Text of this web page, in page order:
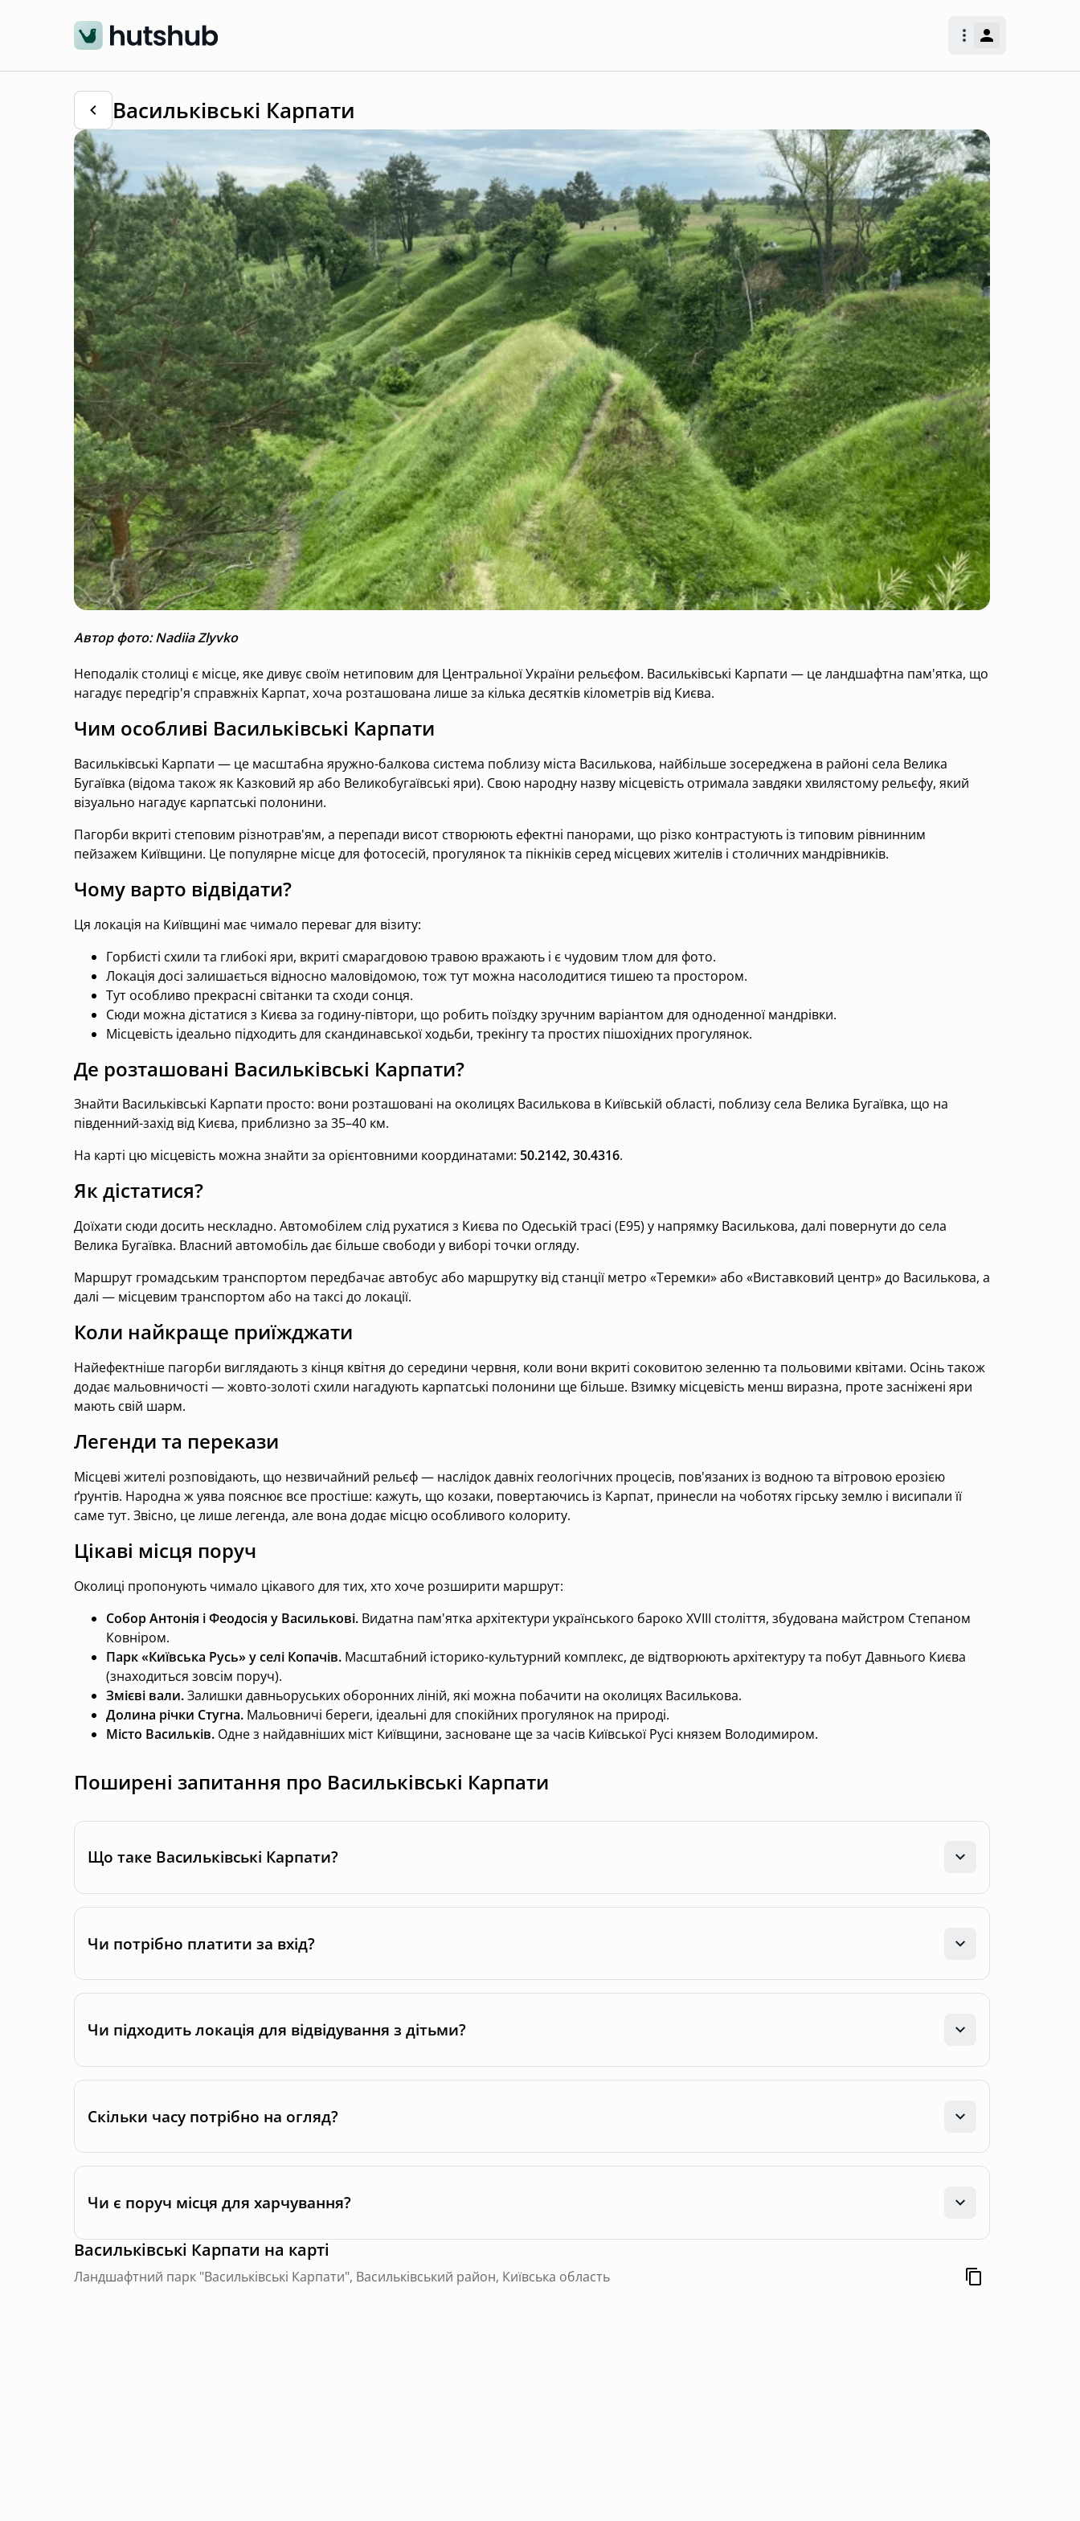
Васильківські Карпати
Автор фото: Nadiia Zlyvko
Неподалік столиці є місце, яке дивує своїм нетиповим для Центральної України рельєфом. Васильківські Карпати — це ландшафтна пам'ятка, що
нагадує передгір'я справжніх Карпат, хоча розташована лише за кілька десятків кілометрів від Києва.
Чим особливі Васильківські Карпати
Васильківські Карпати — це масштабна яружно-балкова система поблизу міста Василькова, найбільше зосереджена в районі села Велика
Бугаївка (відома також як Казковий яр або Великобугаївські яри). Свою народну назву місцевість отримала завдяки хвилястому рельєфу, який
візуально нагадує карпатські полонини.
Пагорби вкриті степовим різнотрав'ям, а перепади висот створюють ефектні панорами, що різко контрастують із типовим рівнинним
пейзажем Київщини. Це популярне місце для фотосесій, прогулянок та пікніків серед місцевих жителів і столичних мандрівників.
Чому варто відвідати?
Ця локація на Київщині має чимало переваг для візиту:
Горбисті схили та глибокі яри, вкриті смарагдовою травою вражають і є чудовим тлом для фото.
Локація досі залишається відносно маловідомою, тож тут можна насолодитися тишею та простором.
Тут особливо прекрасні світанки та сходи сонця.
Сюди можна дістатися з Києва за годину-півтори, що робить поїздку зручним варіантом для одноденної мандрівки.
Місцевість ідеально підходить для скандинавської ходьби, трекінгу та простих пішохідних прогулянок.
Де розташовані Васильківські Карпати?
Знайти Васильківські Карпати просто: вони розташовані на околицях Василькова в Київській області, поблизу села Велика Бугаївка, що на
південний-захід від Києва, приблизно за 35–40 км.
На карті цю місцевість можна знайти за орієнтовними координатами: 50.2142, 30.4316.
Як дістатися?
Доїхати сюди досить нескладно. Автомобілем слід рухатися з Києва по Одеській трасі (Е95) у напрямку Василькова, далі повернути до села
Велика Бугаївка. Власний автомобіль дає більше свободи у виборі точки огляду.
Маршрут громадським транспортом передбачає автобус або маршрутку від станції метро «Теремки» або «Виставковий центр» до Василькова, а
далі — місцевим транспортом або на таксі до локації.
Коли найкраще приїжджати
Найефектніше пагорби виглядають з кінця квітня до середини червня, коли вони вкриті соковитою зеленню та польовими квітами. Осінь також
додає мальовничості — жовто-золоті схили нагадують карпатські полонини ще більше. Взимку місцевість менш виразна, проте засніжені яри
мають свій шарм.
Легенди та перекази
Місцеві жителі розповідають, що незвичайний рельєф — наслідок давніх геологічних процесів, пов'язаних із водною та вітровою ерозією
ґрунтів. Народна ж уява пояснює все простіше: кажуть, що козаки, повертаючись із Карпат, принесли на чоботях гірську землю і висипали її
саме тут. Звісно, це лише легенда, але вона додає місцю особливого колориту.
Цікаві місця поруч
Околиці пропонують чимало цікавого для тих, хто хоче розширити маршрут:
Собор Антонія і Феодосія у Василькові. Видатна пам'ятка архітектури українського бароко XVIII століття, збудована майстром Степаном
Ковніром.
Парк «Київська Русь» у селі Копачів. Масштабний історико-культурний комплекс, де відтворюють архітектуру та побут Давнього Києва
(знаходиться зовсім поруч).
Змієві вали.Залишки давньоруських оборонних ліній, які можна побачити на околицях Василькова.
Долина річки Стугна. Мальовничі береги, ідеальні для спокійних прогулянок на природі.
Місто Васильків. Одне з найдавніших міст Київщини, засноване ще за часів Київської Русі князем Володимиром.
Поширені запитання про Васильківські Карпати
Що таке Васильківські Карпати?
Чи потрібно платити за вхід?
Чи підходить локація для відвідування з дітьми?
Скільки часу потрібно на огляд?
Чи є поруч місця для харчування?
Васильківські Карпати на карті
Ландшафтний парк "Васильківські Карпати", Васильківський район, Київська область